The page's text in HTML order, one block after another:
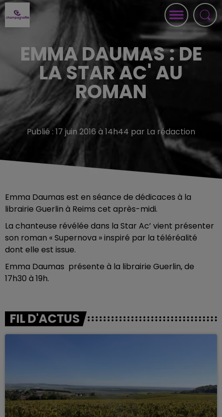
EMMA DAUMAS : DE
LA STAR AC' AU
ROMAN
Publié : 17 juin 2016 à 14h44 par La rédaction
Emma Daumas est en séance de dédicaces à la
librairie Guerlin à Reims cet après-midi.
La chanteuse révélée dans la Star Ac’ vient présenter
son roman « Supernova » inspiré par la téléréalité
dont elle est issue.
Emma Daumas présente à la librairie Guerlin, de
17h30 à 19h.
FIL D'ACTUS